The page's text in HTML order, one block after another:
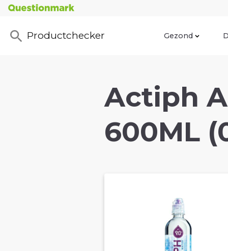
Productchecker Gezond
Actiph
600ML